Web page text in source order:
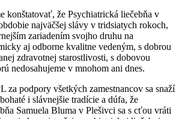
konštatovať, že Psychiatrická liečebňa v
najväčšej slávy v tridsiatych rokoch,
zariadením svojho druhu na
aj odborne kvalitne vedeným, s dobrou
zdravotnej starostlivosti, s dobovou
nedosahujeme v mnohom ani dnes.
za podpory všetkých zamestnancov sa snaží
i slávnejšie tradície a dúfa, že
Samuela Bluma v Plešivci sa s cťou vráti